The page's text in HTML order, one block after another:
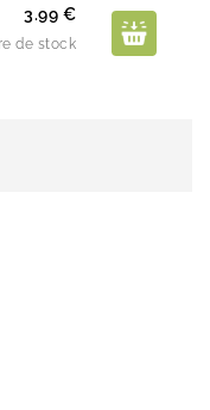
3.99 €
de stock